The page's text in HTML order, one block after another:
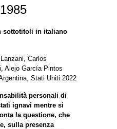
sottotitoli in italiano
Carlos
Alejo García Pintos
Stati Uniti 2022
personali di
ignavi mentre si
la questione, che
sulla presenza